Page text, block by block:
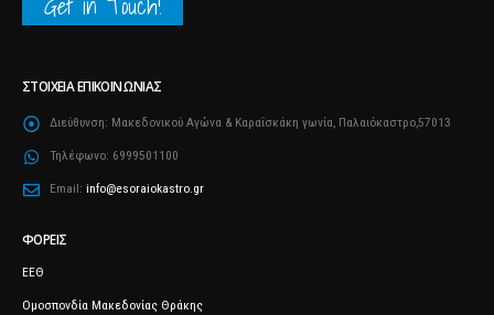
ΣΤΟΙΧΕΊΑ ΕΠΙΚΟΙΝΩΝΊΑΣ
Διεύθυνση: Μακεδονικού Αγώνα & Καραΐσκάκη γωνία, Παλαιόκαστρο,57013
Τηλέφωνο: 6999501100
Email: info@esoraiokastro.gr
ΦΟΡΕΊΣ
ΕΕΘ
Ομοσπονδία Μακεδονίας Θράκης